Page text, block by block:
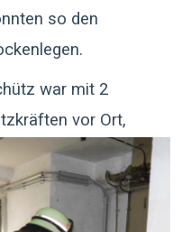
so den
war mit 2
vor Ort,